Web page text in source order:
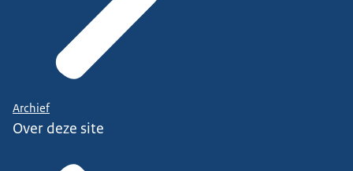
Archief
Over deze site